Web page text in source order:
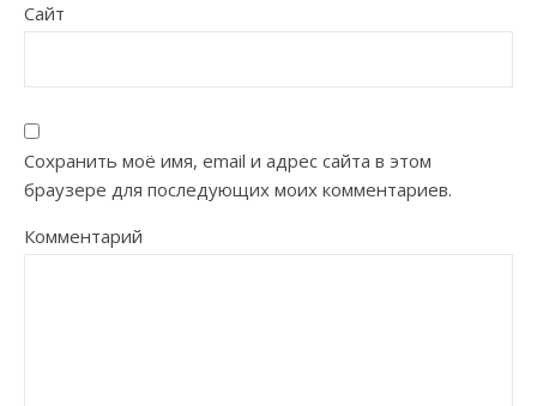
Сайт
Сохранить моё имя, email и адрес сайта в этом
браузере для последующих моих комментариев.
Комментарий